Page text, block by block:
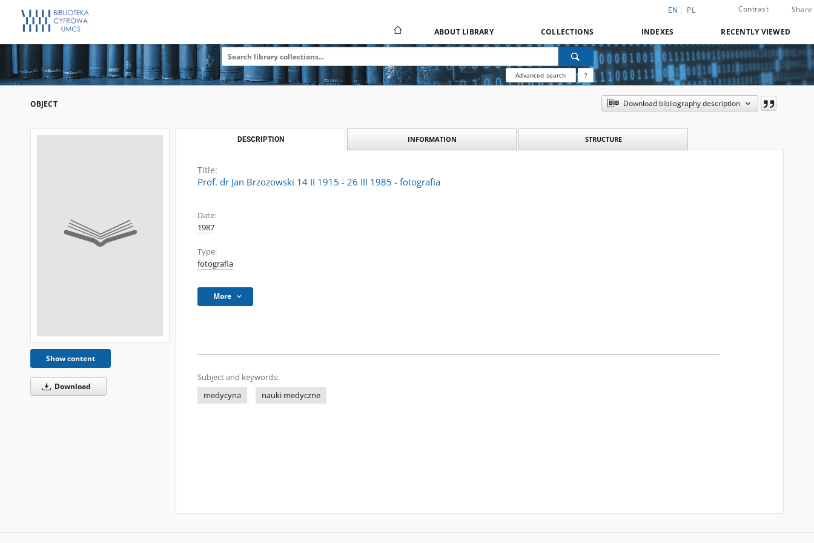
EN PL Contrast Share
ABOUT LIBRARY COLLECTIONS INDEXES RECENTLY VIEWED
Advanced search ?
OBJECT Download bibliography description
Show content
Download
DESCRIPTION INFORMATION STRUCTURE
Title:
Prof. dr Jan Brzozowski 14 II 1915 - 26 III 1985 - fotografia
Date:
1987
Type:
fotografia
More
Subject and keywords:
medycyna
nauki medyczne